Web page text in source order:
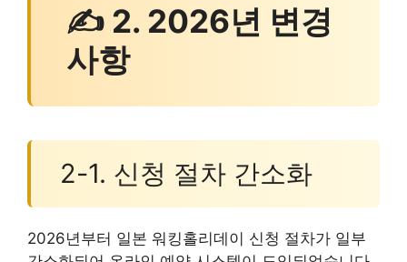
✍ 2. 2026년 변경
사항
2-1. 신청 절차 간소화
2026년부터 일본 워킹홀리데이 신청 절차가 일부